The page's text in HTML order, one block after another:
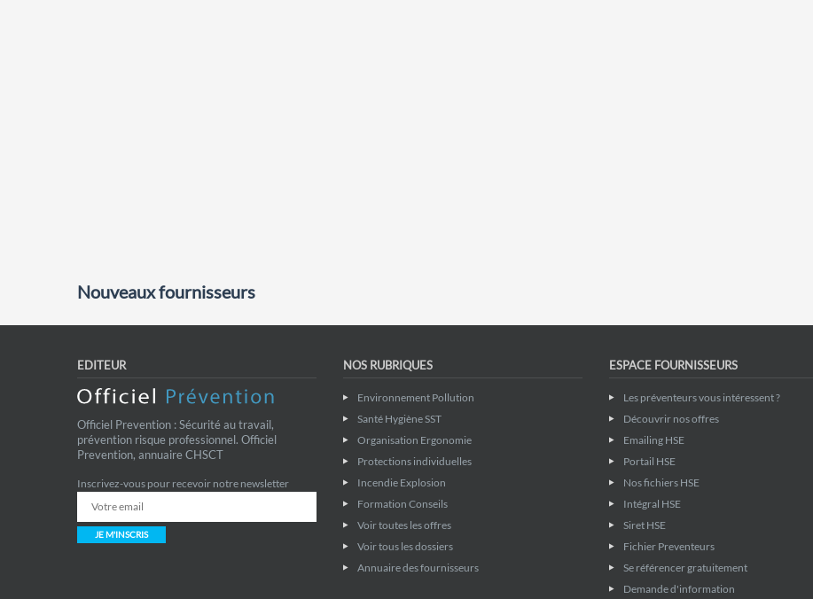
Nouveaux fournisseurs
EDITEUR
Officiel Prevention : Sécurité au travail,
prévention risque professionnel. Officiel
Prevention, annuaire CHSCT
Inscrivez-vous pour recevoir notre newsletter
JE M'INSCRIS
NOS RUBRIQUES
Environnement Pollution
Santé Hygiène SST
Organisation Ergonomie
Protections individuelles
Incendie Explosion
Formation Conseils
Voir toutes les offres
Voir tous les dossiers
Annuaire des fournisseurs
ESPACE FOURNISSEURS
Les préventeurs vous intéressent ?
Découvrir nos offres
Emailing HSE
Portail HSE
Nos fichiers HSE
Intégral HSE
Siret HSE
Fichier Preventeurs
Se référencer gratuitement
Demande d'information